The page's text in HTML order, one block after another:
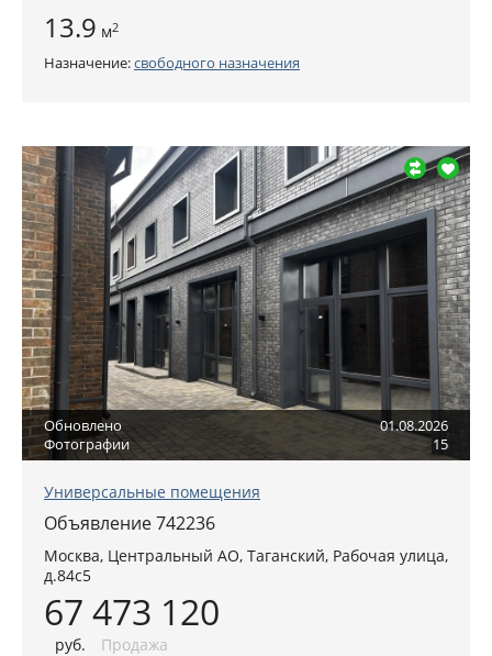
13.9 м2
Назначение:свободного назначения
Обновлено
01.08.2026
Фотографии
15
Универсальные помещения
Объявление 742236
Москва, Центральный АО, Таганский, Рабочая улица,
д.84с5
67 473 120
руб. Продажа